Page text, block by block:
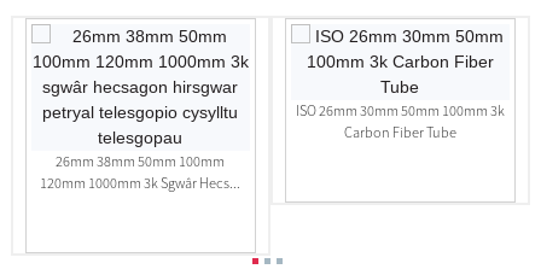
26mm 38mm 50mm 100mm
120mm 1000mm 3k Sgwâr Hecs...
ISO 26mm 30mm 50mm 100mm 3k
Carbon Fiber Tube